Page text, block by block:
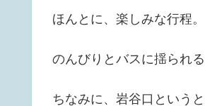
ほんとに、楽しみな行程。
のんびりとバスに揺られ
ちなみに、岩谷口という